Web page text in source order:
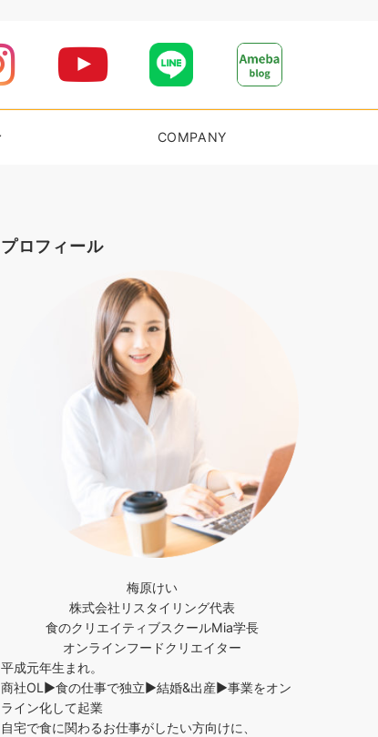
COMPANY
プロフィール
梅原けい
株式会社リスタイリング代表
食のクリエイティブスクールMia学長
オンラインフードクリエイター
平成元年生まれ。
商社OL▶︎食の仕事で独立▶︎結婚&出産▶︎事業をオン
ライン化して起業
自宅で食に関わるお仕事がしたい方向けに、